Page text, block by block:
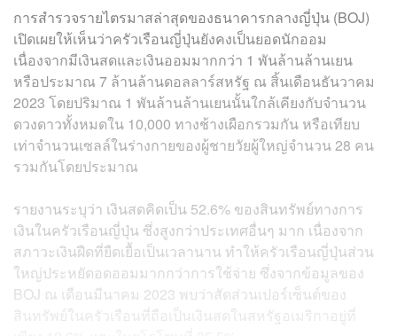
การสำรวจรายไตรมาสล่าสุดของธนาคารกลางญี่ปุ่น (BOJ)
เปิดเผยให้เห็นว่าครัวเรือนญี่ปุ่นยังคงเป็นยอดนักออม
เนื่องจากมีเงินสดและเงินออมมากกว่า 1 พันล้านล้านเยน
หรือประมาณ 7 ล้านล้านดอลลาร์สหรัฐ ณ สิ้นเดือนธันวาคม
2023 โดยปริมาณ 1 พันล้านล้านเยนนั้นใกล้เคียงกับจำนวน
ดวงดาวทั้งหมดใน 10,000 ทางช้างเผือกรวมกัน หรือเทียบ
เท่าจำนวนเซลล์ในร่างกายของผู้ชายวัยผู้ใหญ่จำนวน 28 คน
รวมกันโดยประมาณ
รายงานระบุว่า เงินสดคิดเป็น 52.6% ของสินทรัพย์ทางการ
เงินในครัวเรือนญี่ปุ่น ซึ่งสูงกว่าประเทศอื่นๆ มาก เนื่องจาก
สภาวะเงินฝืดที่ยืดเยื้อเป็นเวลานาน ทำให้ครัวเรือนญี่ปุ่นส่วน
ใหญ่ประหยัดอดออมมากกว่าการใช้จ่าย ซึ่งจากข้อมูลของ
BOJ ณ เดือนมีนาคม 2023 พบว่าสัดส่วนเปอร์เซ็นต์ของ
สินทรัพย์ในครัวเรือนที่ถือเป็นเงินสดในสหรัฐอเมริกาอยู่ที่